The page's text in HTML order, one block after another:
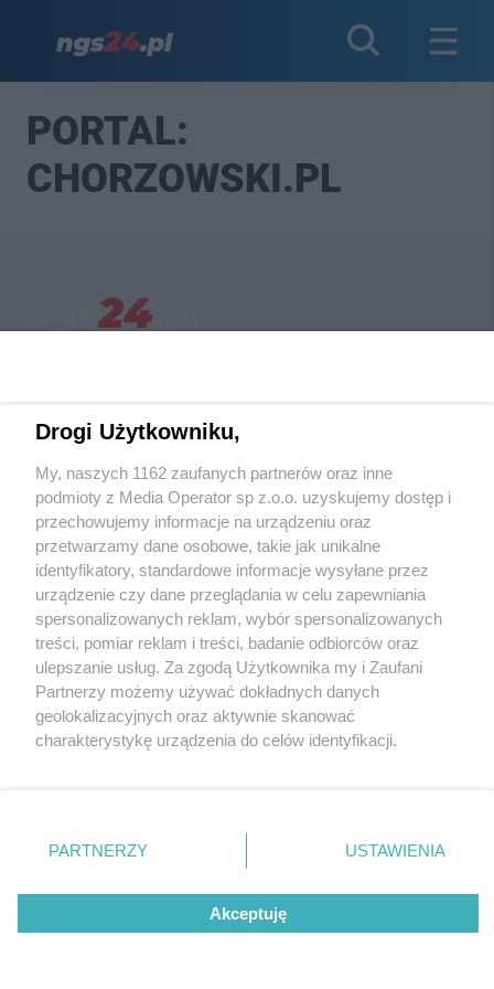
PORTAL:
CHORZOWSKI.PL
Nie zapomnij
zapoznać się z:
polityką prywatności regulamin korzystania z portali
Twojemiasto
Piekary Śląskie
Chorzów
Tarnowskie Góry
Ruda Śląska
Świętochłowice
Tychy
Bytom
Katowice
Gliwice
Skontaktuj sięz nami
Wydawca
Redakcja
Newsletter
Reklama
Drogi Użytkowniku,
My, naszych 1162 zaufanych partnerów oraz inne
podmioty z Media Operator sp z.o.o. uzyskujemy dostęp i
przechowujemy informacje na urządzeniu oraz
przetwarzamy dane osobowe, takie jak unikalne
identyfikatory, standardowe informacje wysyłane przez
urządzenie czy dane przeglądania w celu zapewniania
spersonalizowanych reklam, wybór spersonalizowanych
treści, pomiar reklam i treści, badanie odbiorców oraz
ulepszanie usług. Za zgodą Użytkownika my i Zaufani
Partnerzy możemy używać dokładnych danych
geolokalizacyjnych oraz aktywnie skanować
charakterystykę urządzenia do celów identyfikacji.
zmienić/wycofać klikając przycisk ustawień prywatności
znajdujący się w lewym dolnym rogu strony
rodzaje przetwarzania danych nie wymagają zgody
użytkownika, ale masz prawo sprzeciwić się takiemu
przetwarzaniu. Preferencje będą miały zastosowania tylko
PARTNERZY USTAWIENIA
Akceptuję